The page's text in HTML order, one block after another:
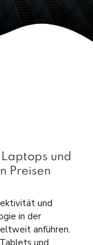
und
Preisen
und
in der
anführen.